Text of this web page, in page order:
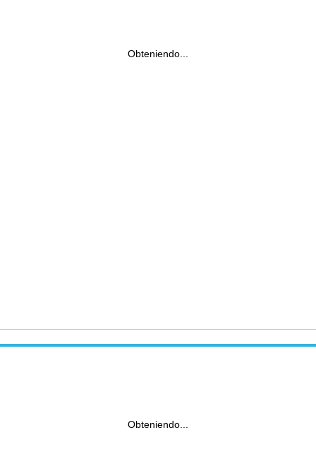
Obteniendo...
Obteniendo...